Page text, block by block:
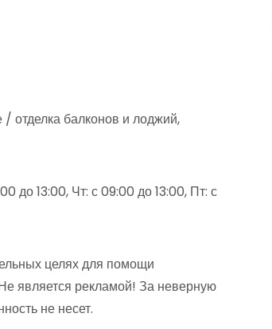
отделка балконов и лоджий,
до 13:00, Чт: с 09:00 до 13:00, Пт: с
целях для помощи
является рекламой! За неверную
не несет.